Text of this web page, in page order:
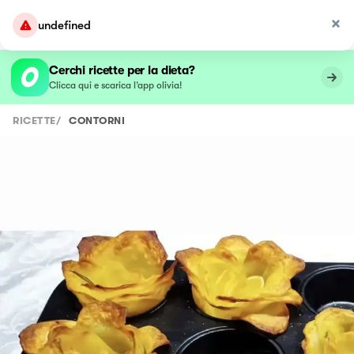
undefined
Cerchi ricette per la dieta?
Clicca qui e scarica l’app olivia!
RICETTE/ CONTORNI